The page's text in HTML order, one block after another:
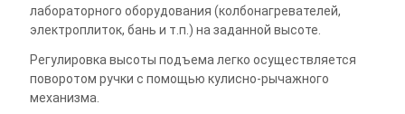
лабораторного оборудования (колбонагревателей,
электроплиток, бань и т.п.) на заданной высоте.
Регулировка высоты подъема легко осуществляется
поворотом ручки с помощью кулисно-рычажного
механизма.